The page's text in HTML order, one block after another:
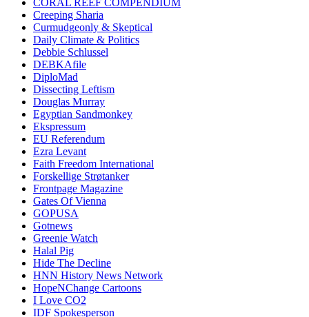
Creeping Sharia
Curmudgeonly & Skeptical
Daily Climate & Politics
Debbie Schlussel
DEBKAfile
DiploMad
Dissecting Leftism
Douglas Murray
Egyptian Sandmonkey
Ekspressum
EU Referendum
Ezra Levant
Faith Freedom International
Forskellige Strøtanker
Frontpage Magazine
Gates Of Vienna
GOPUSA
Gotnews
Greenie Watch
Halal Pig
Hide The Decline
HNN History News Network
HopeNChange Cartoons
I Love CO2
IDF Spokesperson